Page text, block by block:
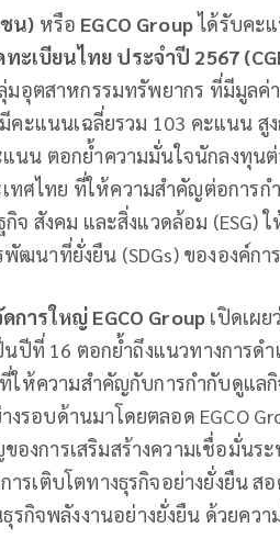
น) หรือ EGCO Groupได้รับคะ
ะเบียนไทย ประจำปี 2567
มอุตสาหกรรมทรัพยากร ที่มีมูลค่
คะแนนเฉลี่ยรวม 103 คะแนน
แนน ตอกย้ำความมั่นใจนักลงทุ
ทศไทย ที่ให้ความสำคัญต่อการ
จ สังคม และสิ่งแวดล้อม (ESG)
ฒนาที่ยั่งยืน (SDGs) ขององค์ก
ดการใหญ่ EGCO Group เปิดเผ
นปีที่ 16 ตอกย้ำถึงแนวทางการด
ที่ให้ความสำคัญกับการกำกับดูแล
รอบด้านมาโดยตลอด EGCO
องการเสริมสร้างความเชื่อมั่น
รเติบโตทางธุรกิจอย่างยั่งยืน ส
กิจพลังงานอย่างยั่งยืน ด้วยควา